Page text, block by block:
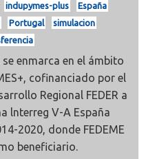
indupymes-plus
España
Portugal
simulacion
enmarca en el ámbito
cofinanciado por el
Regional FEDER a
lnterreg V-A España
2020, donde FEDEME
beneficiario.